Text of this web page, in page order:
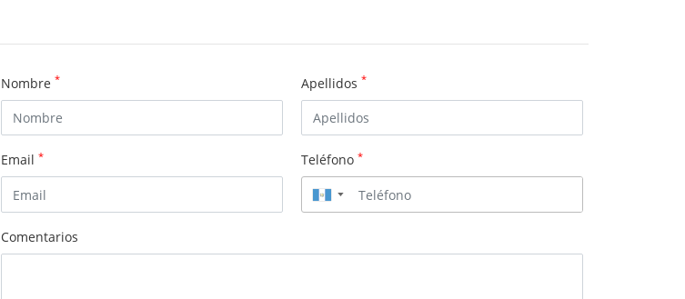
Nombre * Apellidos *
Email * Teléfono *
▼
Comentarios